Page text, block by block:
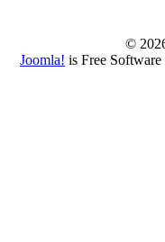
©
Joomla! is Free